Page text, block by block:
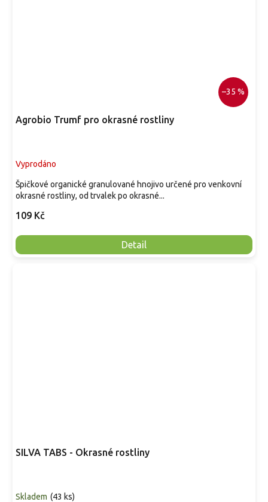
–35 %
Agrobio Trumf pro okrasné rostliny
Vyprodáno
109 Kč
Detail
Špičkové organické granulované hnojivo určené pro venkovní
okrasné rostliny, od trvalek po okrasné...
SILVA TABS - Okrasné rostliny
Skladem (43 ks)